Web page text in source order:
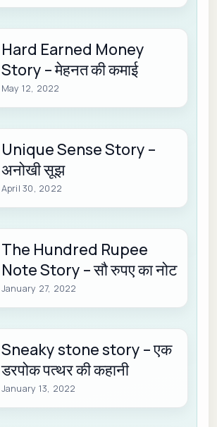
Hard Earned Money
Story – मेहनत की कमाई
May 12, 2022
Unique Sense Story –
अनोखी सूझ
April 30, 2022
The Hundred Rupee
Note Story – सौ रुपए का नोट
January 27, 2022
Sneaky stone story – एक
डरपोक पत्थर की कहानी
January 13, 2022